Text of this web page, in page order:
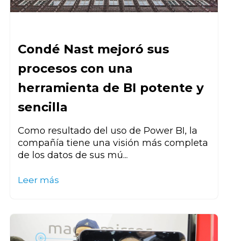
Condé Nast mejoró sus
procesos con una
herramienta de BI potente y
sencilla
Como resultado del uso de Power BI, la
compañía tiene una visión más completa
de los datos de sus mú...
Leer más